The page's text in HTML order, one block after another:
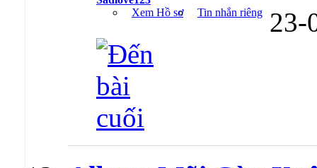
Xem Hồ sơ
Tin nhắn riêng 23-